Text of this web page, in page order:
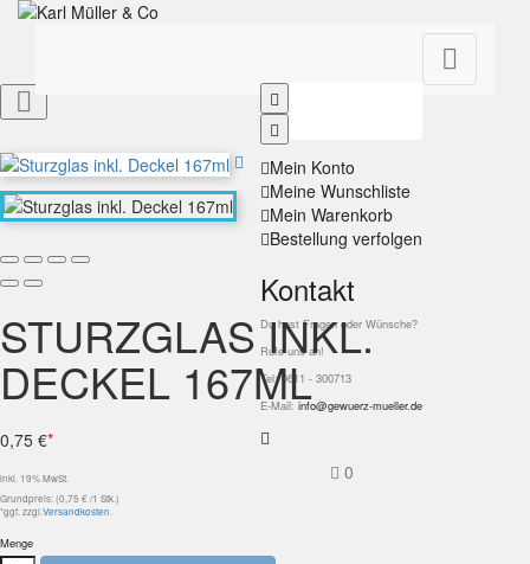

Mein Konto
Meine Wunschliste
Mein Warenkorb
Bestellung verfolgen
Kontakt
Du hast Fragen oder Wünsche?
Rufe uns an!
Tel: 0611 - 300713
E-Mail: info@gewuerz-mueller.de
0

STURZGLAS INKL.
DECKEL 167ML
0,75 €*
inkl. 19% MwSt.
Grundpreis: (0,75 € /1 Stk.)
*ggf. zzgl.Versandkosten
Menge